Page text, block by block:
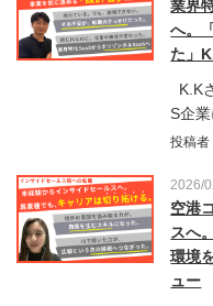
業界
へ。
た」
K.K
S企
投稿
2026/
空港
スへ
環境
ュー